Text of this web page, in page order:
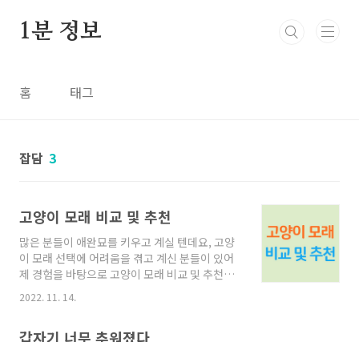
1분 정보
홈 태그
잡담 3
고양이 모래 비교 및 추천
많은 분들이 애완묘를 키우고 계실 텐데요, 고양
이 모래 선택에 어려움을 겪고 계신 분들이 있어
제 경험을 바탕으로 고양이 모래 비교 및 추천을
해보고자 합니다. 고양이 모래 종류 고양이 모래
는 크게 흡수 타입과 응고 타입 두 가지로 나누어
을 흡수하는 모래로 장점은 매일 청소할 필요가
2022. 11. 14.
갑자기 너무 추워졌다